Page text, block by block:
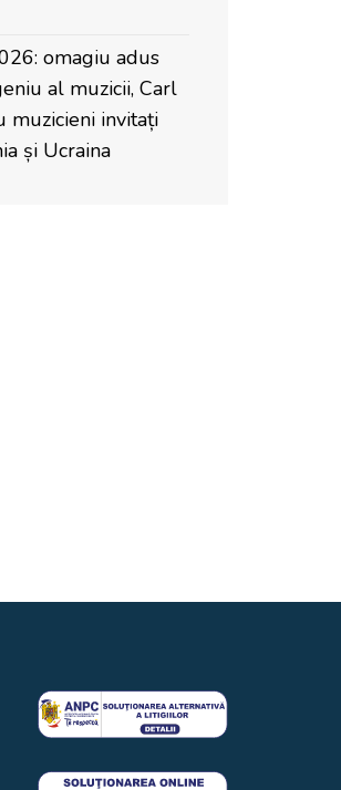
omagiu adus
al muzicii, Carl
muzicieni invitați
și Ucraina